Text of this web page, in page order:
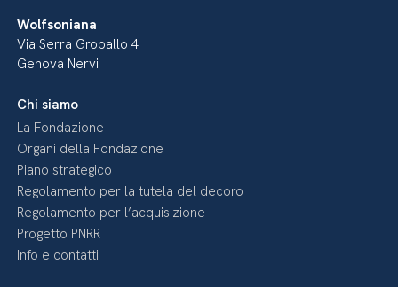
Wolfsoniana
Via Serra Gropallo 4
Genova Nervi
Chi siamo
La Fondazione
Organi della Fondazione
Piano strategico
Regolamento per la tutela del decoro
Regolamento per l’acquisizione
Progetto PNRR
Info e contatti